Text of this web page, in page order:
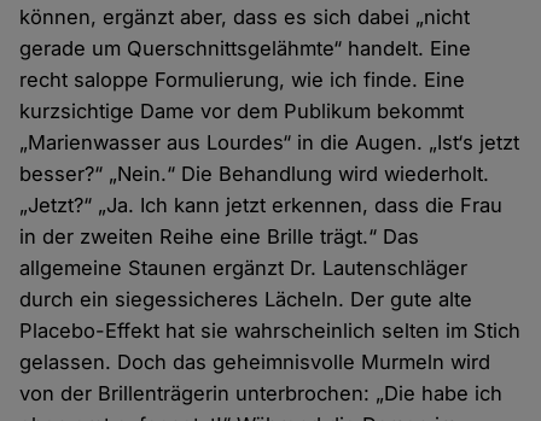
können, ergänzt aber, dass es sich dabei „nicht
gerade um Querschnittsgelähmte“ handelt. Eine
recht saloppe Formulierung, wie ich finde. Eine
kurzsichtige Dame vor dem Publikum bekommt
„Marienwasser aus Lourdes“ in die Augen. „Ist‘s jetzt
besser?“ „Nein.“ Die Behandlung wird wiederholt.
„Jetzt?“ „Ja. Ich kann jetzt erkennen, dass die Frau
in der zweiten Reihe eine Brille trägt.“ Das
allgemeine Staunen ergänzt Dr. Lautenschläger
durch ein siegessicheres Lächeln. Der gute alte
Placebo-Effekt hat sie wahrscheinlich selten im Stich
gelassen. Doch das geheimnisvolle Murmeln wird
von der Brillenträgerin unterbrochen: „Die habe ich